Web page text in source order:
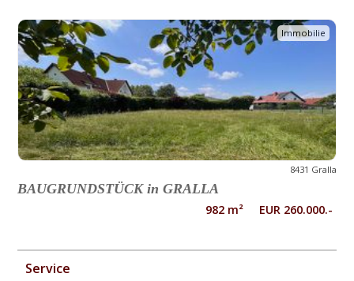
Immobilie
8431 Gralla
BAUGRUNDSTÜCK in GRALLA
982 m² EUR 260.000.-
Service